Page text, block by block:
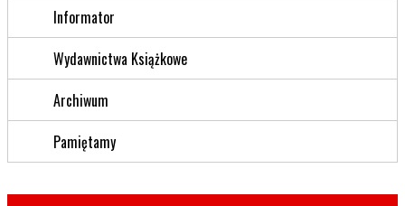
Informator
Wydawnictwa Książkowe
Archiwum
Pamiętamy